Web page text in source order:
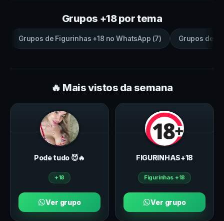
Grupos +18 por tema
Grupos de Figurinhas +18 noWhatsApp (7) Grupos de
🔥 Mais vistos da semana
Pode tudo 😈🔥
+18
Ver grupo
FIGURINHAS+18
Figurinhas +18
Ver grupo